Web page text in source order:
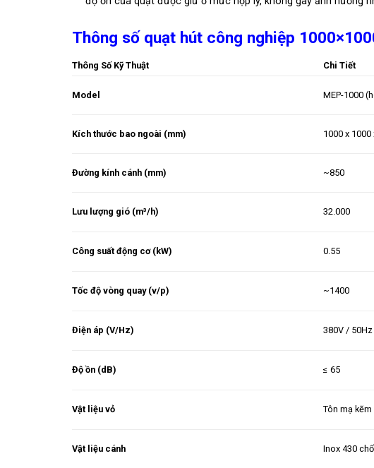
Thông số quạt hút công nghiệp
Thông Số Kỹ Thuật Chi Tiết
Model MEP-1000
Kích thước bao ngoài (mm) 1000 x 1000
Đường kính cánh (mm) ~850
Lưu lượng gió (m³/h) 32.000
Công suất động cơ (kW) 0.55
Tốc độ vòng quay (v/p) ~1400
Điện áp (V/Hz) 380V /
Độ ồn (dB) ≤ 65
Vật liệu vỏ Tôn mạ
Vật liệu cánh Inox 430